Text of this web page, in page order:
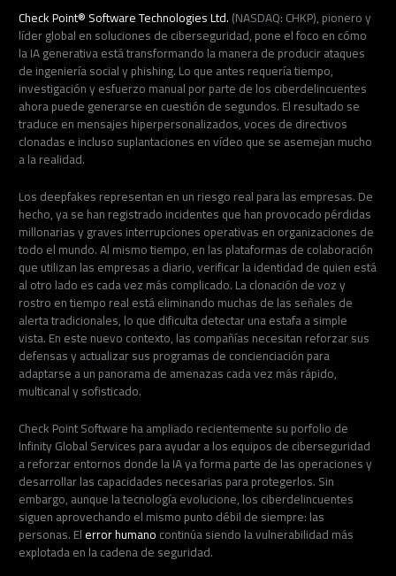
Check Point® Software Technologies Ltd.(NASDAQ: CHKP), pionero y
líder global en soluciones de ciberseguridad, pone el foco en cómo
la IA generativa está transformando la manera de producir ataques
de ingeniería social y phishing. Lo que antes requería tiempo,
investigación y esfuerzo manual por parte de los ciberdelincuentes
ahora puede generarse en cuestión de segundos. El resultado se
traduce en mensajes hiperpersonalizados, voces de directivos
clonadas e incluso suplantaciones en vídeo que se asemejan mucho
a la realidad.
Los deepfakes representan en un riesgo real para las empresas. De
hecho, ya se han registrado incidentes que han provocado pérdidas
millonarias y graves interrupciones operativas en organizaciones de
todo el mundo. Al mismo tiempo, en las plataformas de colaboración
que utilizan las empresas a diario, verificar la identidad de quien está
al otro lado es cada vez más complicado. La clonación de voz y
rostro en tiempo real está eliminando muchas de las señales de
alerta tradicionales, lo que dificulta detectar una estafa a simple
vista. En este nuevo contexto, las compañías necesitan reforzar sus
defensas y actualizar sus programas de concienciación para
adaptarse a un panorama de amenazas cada vez más rápido,
multicanal y sofisticado.
Check Point Software ha ampliado recientemente su porfolio de
Infinity Global Services para ayudar a los equipos de ciberseguridad
a reforzar entornos donde la IA ya forma parte de las operaciones y
desarrollar las capacidades necesarias para protegerlos. Sin
embargo, aunque la tecnología evolucione, los ciberdelincuentes
siguen aprovechando el mismo punto débil de siempre: las
personas. Elerror humanocontinúa siendo la vulnerabilidad más
explotada en la cadena de seguridad.